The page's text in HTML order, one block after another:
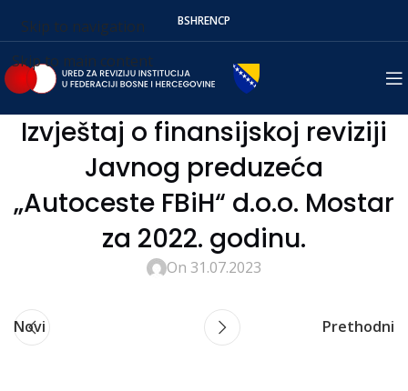
Skip to navigation
Skip to main content
BSHRENСР
Izvještaj o finansijskoj reviziji
Javnog preduzeća
„Autoceste FBiH“ d.o.o. Mostar
za 2022. godinu.
On 31.07.2023
Novi Prethodni